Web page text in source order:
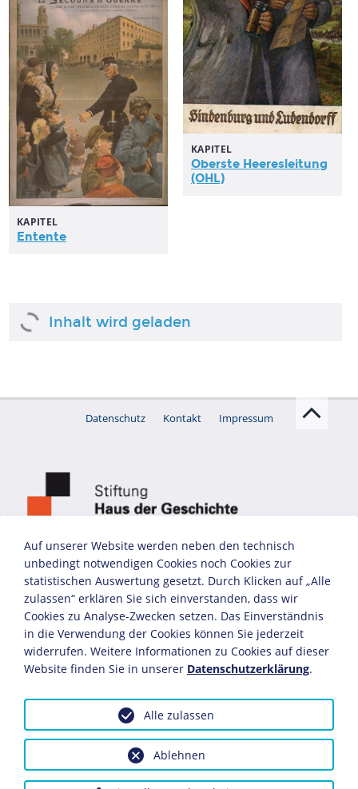
KAPITEL
Oberste Heeresleitung
(OHL)
KAPITEL
Entente
Auf unserer Website werden neben den technisch
unbedingt notwendigen Cookies noch Cookies zur
statistischen Auswertung gesetzt. Durch Klicken auf „Alle
zulassen“ erklären Sie sich einverstanden, dass wir
Cookies zu Analyse-Zwecken setzen. Das Einverständnis
in die Verwendung der Cookies können Sie jederzeit
widerrufen. Weitere Informationen zu Cookies auf dieser
Website finden Sie in unserer Datenschutzerklärung.
Ablehnen
Alle zulassen